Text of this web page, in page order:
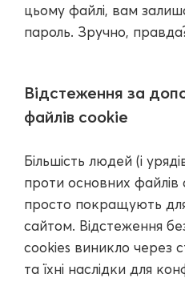
цьому файлі, вам
пароль. Зручно,
Відстеження за
файлів cookie
Більшість людей (і
проти основних
просто покращують
сайтом. Відстеження
cookies виникло через
та їхні наслідки для